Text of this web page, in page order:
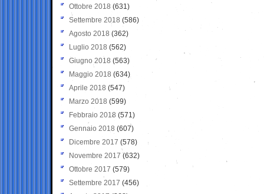
Ottobre 2018 (631)
Settembre 2018 (586)
Agosto 2018 (362)
Luglio 2018 (562)
Giugno 2018 (563)
Maggio 2018 (634)
Aprile 2018 (547)
Marzo 2018 (599)
Febbraio 2018 (571)
Gennaio 2018 (607)
Dicembre 2017 (578)
Novembre 2017 (632)
Ottobre 2017 (579)
Settembre 2017 (456)